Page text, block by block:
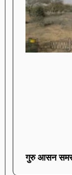
गुरु आसन